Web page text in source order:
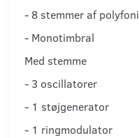
- 8 stemmer af polyfoni
- Monotimbral
Med stemme
- 3 oscillatorer
- 1 støjgenerator
- 1 ringmodulator